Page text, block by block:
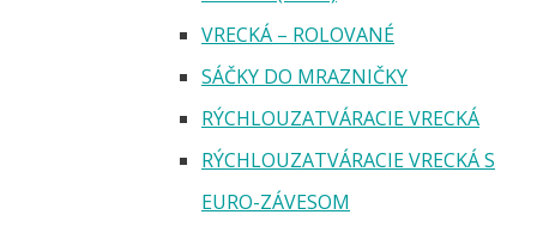
VRECKÁ – ROLOVANÉ
SÁČKY DO MRAZNIČKY
RÝCHLOUZATVÁRACIE VRECKÁ
RÝCHLOUZATVÁRACIE VRECKÁ S
EURO-ZÁVESOM